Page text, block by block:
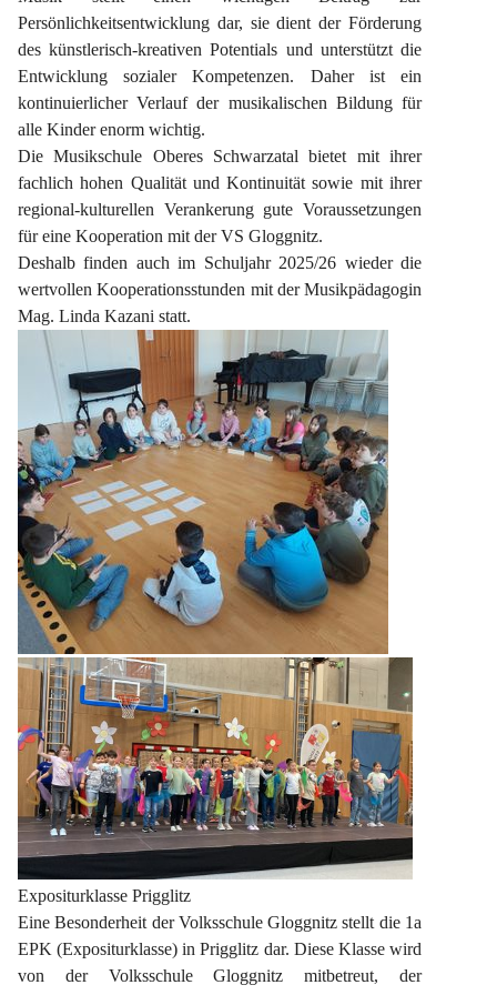
Persönlichkeitsentwicklung dar, sie dient der Förderung
des künstlerisch-kreativen Potentials und unterstützt die
Entwicklung sozialer Kompetenzen. Daher ist ein
kontinuierlicher Verlauf der musikalischen Bildung für
alle Kinder enorm wichtig.
Die Musikschule Oberes Schwarzatal bietet mit ihrer
fachlich hohen Qualität und Kontinuität sowie mit ihrer
regional-kulturellen Verankerung gute Voraussetzungen
für eine Kooperation mit der VS Gloggnitz.
Deshalb finden auch im Schuljahr 2025/26 wieder die
wertvollen Kooperationsstunden mit der Musikpädagogin
Mag. Linda Kazani statt.
Expositurklasse Prigglitz
Eine Besonderheit der Volksschule Gloggnitz stellt die 1a
EPK (Expositurklasse) in Prigglitz dar. Diese Klasse wird
von der Volksschule Gloggnitz mitbetreut, der